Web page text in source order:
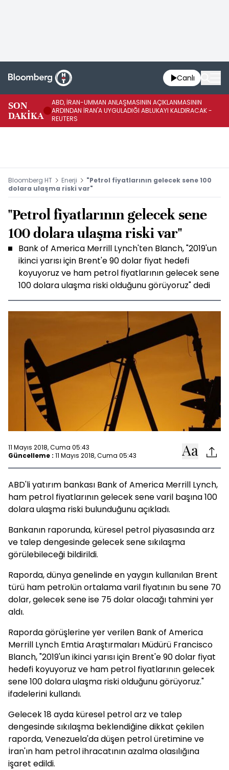
Canlı
SON
DAKİKA
ABD, İRAN-UMMAN ANLAŞMASININ AÇIKLANMASININ
ARDINDAN İRAN'A UYGULADIĞI ABLUKAYI KALDIRACAK -
REUTERS
Bloomberg HT Enerji
"Petrol fiyatlarının gelecek sene 100
dolara ulaşma riski var"
"Petrol fiyatlarının gelecek sene
100 dolara ulaşma riski var"
Bank of America Merrill Lynch'ten Blanch, "2019'un
ikinci yarısı için Brent'e 90 dolar fiyat hedefi
koyuyoruz ve ham petrol fiyatlarının gelecek sene
100 dolara ulaşma riski olduğunu görüyoruz" dedi
11 Mayıs 2018, Cuma 05:43
Güncelleme : 11 Mayıs 2018, Cuma 05:43
ABD'li yatırım bankası Bank of America Merrill Lynch,
ham petrol fiyatlarının gelecek sene varil başına 100
dolara ulaşma riski bulunduğunu açıkladı.
Bankanın raporunda, küresel petrol piyasasında arz
ve talep dengesinde gelecek sene sıkılaşma
görülebileceği bildirildi.
Raporda, dünya genelinde en yaygın kullanılan Brent
türü ham petrolün ortalama varil fiyatının bu sene 70
dolar, gelecek sene ise 75 dolar olacağı tahmini yer
aldı.
Raporda görüşlerine yer verilen Bank of America
Merrill Lynch Emtia Araştırmaları Müdürü Francisco
Blanch, "2019'un ikinci yarısı için Brent'e 90 dolar fiyat
hedefi koyuyoruz ve ham petrol fiyatlarının gelecek
sene 100 dolara ulaşma riski olduğunu görüyoruz."
ifadelerini kullandı.
Gelecek 18 ayda küresel petrol arz ve talep
dengesinde sıkılaşma beklendiğine dikkat çekilen
raporda, Venezuela'da düşen petrol üretimine ve
İran'ın ham petrol ihracatının azalma olasılığına
işaret edildi.